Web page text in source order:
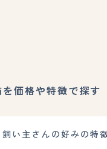
価格や特徴で探す
い主さんの好みの特